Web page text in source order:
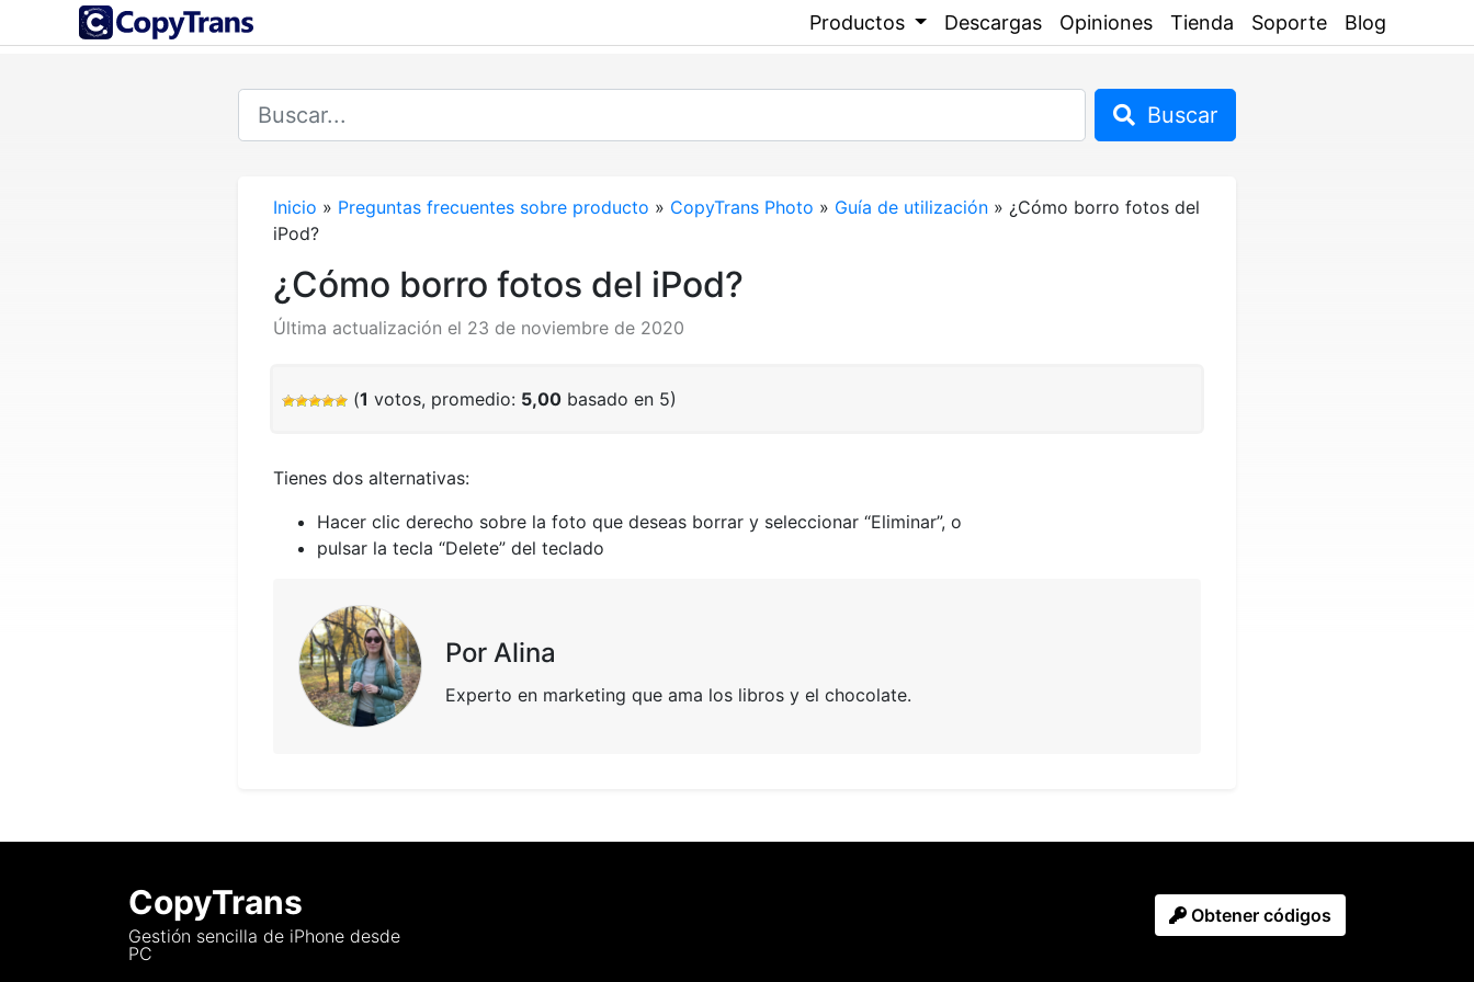
Productos Descargas Opiniones Tienda Soporte Blog
Buscar
Inicio » Preguntas frecuentes sobre producto » CopyTrans Photo » Guía de utilización » ¿Cómo borro fotos del
iPod?
¿Cómo borro fotos del iPod?
Última actualización el 23 de noviembre de 2020
(1 votos, promedio: 5,00 basado en 5)
Tienes dos alternativas:
Hacer clic derecho sobre la foto que deseas borrar y seleccionar “Eliminar”, o
pulsar la tecla “Delete” del teclado
Por Alina
Experto en marketing que ama los libros y el chocolate.
CopyTrans
Gestión sencilla de iPhone desde
PC
Obtener códigos